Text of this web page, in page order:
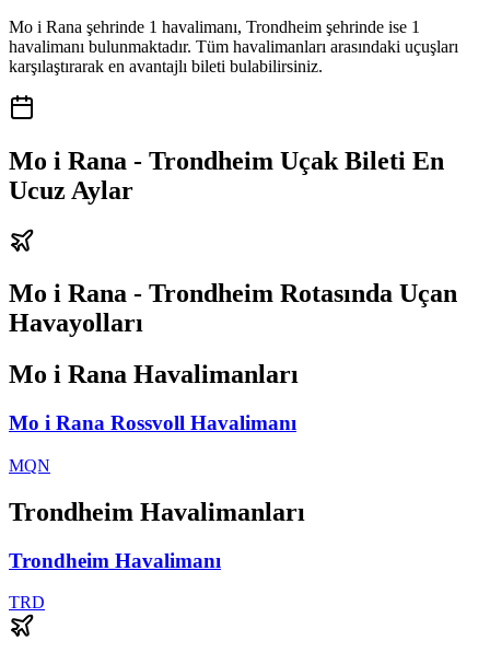
Mo i Rana şehrinde 1 havalimanı, Trondheim şehrinde ise 1
havalimanı bulunmaktadır. Tüm havalimanları arasındaki uçuşları
karşılaştırarak en avantajlı bileti bulabilirsiniz.
Mo i Rana - Trondheim Uçak Bileti En
Ucuz Aylar
Mo i Rana - Trondheim Rotasında Uçan
Havayolları
Mo i Rana Havalimanları
Mo i Rana Rossvoll Havalimanı
MQN
Trondheim Havalimanları
Trondheim Havalimanı
TRD